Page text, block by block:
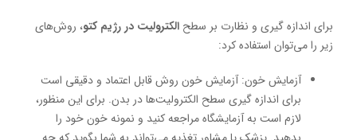
برای اندازه گیری و نظارت بر سطح الکترولیت در رژیم کتو، روش‌های
زیر را می‌توان استفاده کرد:
آزمایش خون: آزمایش خون روش قابل اعتماد و دقیقی است
برای اندازه گیری سطح الکترولیت‌ها در بدن. برای این منظور،
لازم است به آزمایشگاه مراجعه کنید و نمونه خون خود را